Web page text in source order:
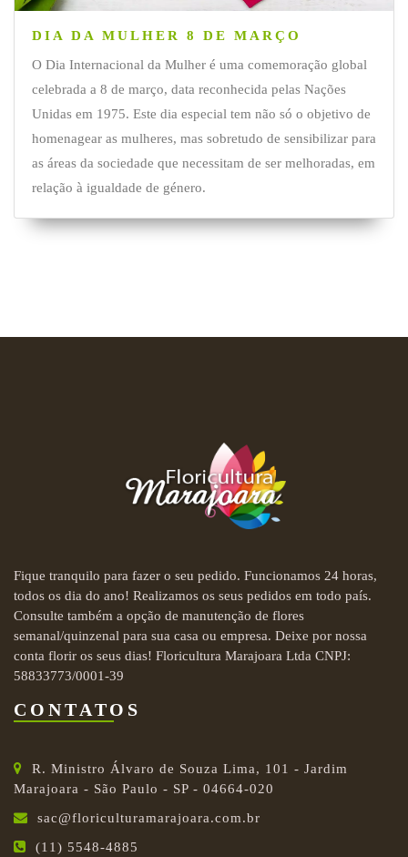
DIA DA MULHER 8 DE MARÇO
O Dia Internacional da Mulher é uma comemoração global
celebrada a 8 de março, data reconhecida pelas Nações
Unidas em 1975. Este dia especial tem não só o objetivo de
homenagear as mulheres, mas sobretudo de sensibilizar para
as áreas da sociedade que necessitam de ser melhoradas, em
relação à igualdade de género.
Fique tranquilo para fazer o seu pedido. Funcionamos 24 horas,
todos os dia do ano! Realizamos os seus pedidos em todo país.
Consulte também a opção de manutenção de flores
semanal/quinzenal para sua casa ou empresa. Deixe por nossa
conta florir os seus dias! Floricultura Marajoara Ltda CNPJ:
58833773/0001-39
CONTATOS
R. Ministro Álvaro de Souza Lima, 101 - Jardim
Marajoara - São Paulo - SP - 04664-020
sac@floriculturamarajoara.com.br
(11) 5548-4885